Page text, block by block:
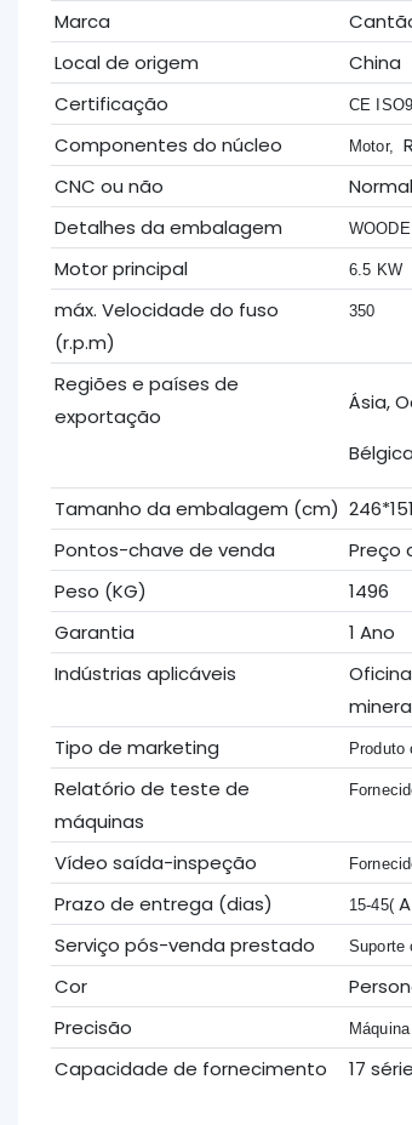
Marca
Local de origem
China
Certificação
CE
Componentes do núcleo Motor,
CNC ou não
Normal
Detalhes da embalagem
Motor principal 6.5 KW
máx. Velocidade do fuso
(r.p.m)
350
Regiões e países de
exportação
Ásia,
Tamanho da embalagem (cm)
Pontos-chave de venda
Preço
Peso (KG)
1496
Garantia
1 Ano
Indústrias aplicáveis
Tipo de marketing
Produto
Relatório de teste de
máquinas
Vídeo saída-inspeção
Prazo de entrega (dias) 15-45(
Serviço pós-venda prestado
Suporte
Cor
Precisão
Capacidade de fornecimento 17